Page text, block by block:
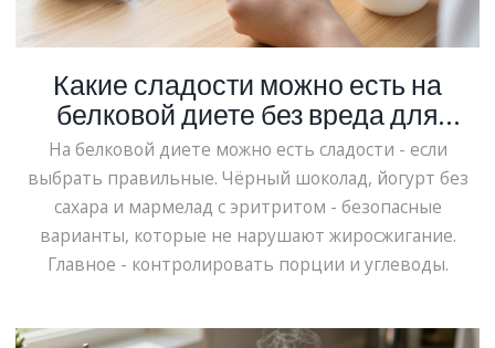
Какие сладости можно есть на
белковой диете без вреда для
фигуры
На белковой диете можно есть сладости - если
выбрать правильные. Чёрный шоколад, йогурт без
сахара и мармелад с эритритом - безопасные
варианты, которые не нарушают жиросжигание.
Главное - контролировать порции и углеводы.